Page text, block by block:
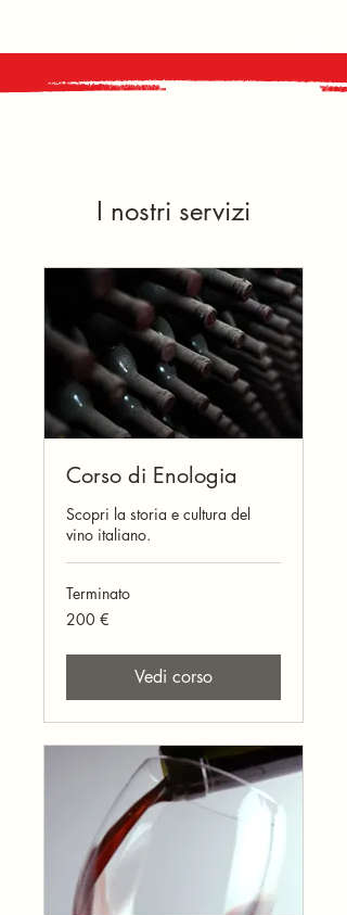
I nostri servizi
Corso di Enologia
Scopri la storia e cultura del
vino italiano.
Terminato
200
euro
200 €
Vedi corso